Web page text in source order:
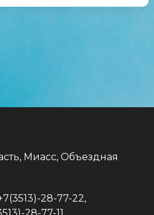
Миасс, Объездная
28-77-22,